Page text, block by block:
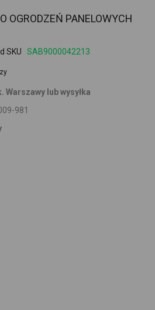
OGRODZEŃ PANELOWYCH
SKU SAB9000042213
Warszawy lub wysyłka
981